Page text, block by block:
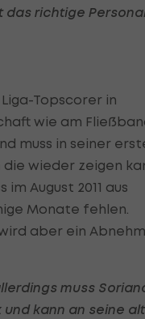
das richtige
Topscorer in
wie am
muss in seiner
die wieder zeigen
August 2011 aus
Monate fehlen.
aber ein
muss
kann an seine